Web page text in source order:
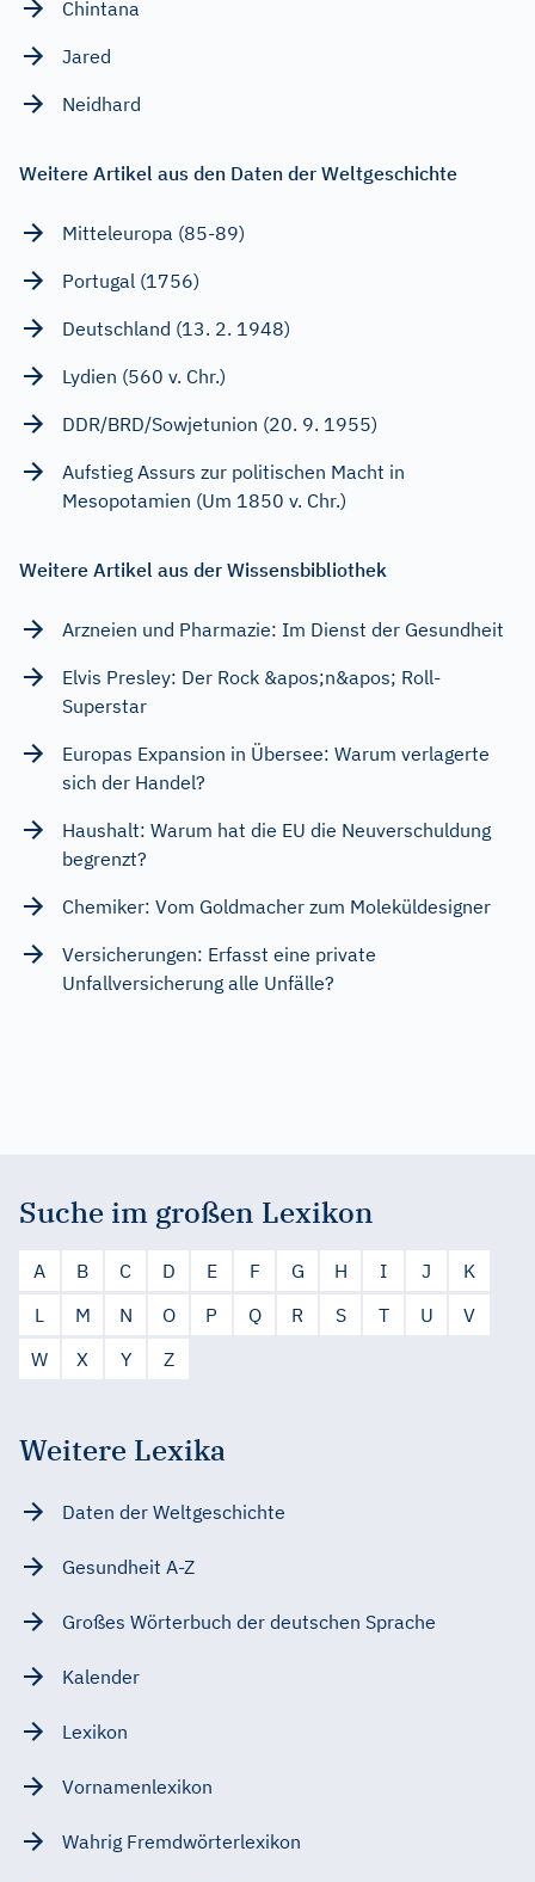
Chintana
Jared
Neidhard
Weitere Artikel aus den Daten der Weltgeschichte
Mitteleuropa (85-89)
Portugal (1756)
Deutschland (13. 2. 1948)
Lydien (560 v. Chr.)
DDR/BRD/Sowjetunion (20. 9. 1955)
Aufstieg Assurs zur politischen Macht in
Mesopotamien (Um 1850 v. Chr.)
Weitere Artikel aus der Wissensbibliothek
Arzneien und Pharmazie: Im Dienst der Gesundheit
Elvis Presley: Der Rock &apos;n&apos; Roll-
Superstar
Europas Expansion in Übersee: Warum verlagerte
sich der Handel?
Haushalt: Warum hat die EU die Neuverschuldung
begrenzt?
Chemiker: Vom Goldmacher zum Moleküldesigner
Versicherungen: Erfasst eine private
Unfallversicherung alle Unfälle?
Suche im großen Lexikon
A B C D E F G H I J
K
L
M N O P Q R S T U
V
W
X Y Z
Weitere Lexika
Daten der Weltgeschichte
Gesundheit A-Z
Großes Wörterbuch der deutschen Sprache
Kalender
Lexikon
Vornamenlexikon
Wahrig Fremdwörterlexikon